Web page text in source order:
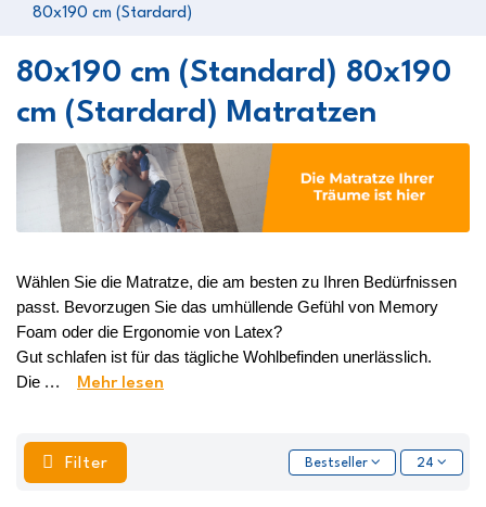
80x190 cm (Stardard)
80x190 cm (Standard) 80x190
cm (Stardard) Matratzen
Wählen Sie die Matratze, die am besten zu Ihren Bedürfnissen
passt. Bevorzugen Sie das umhüllende Gefühl von Memory
Foam oder die Ergonomie von Latex?
Gut schlafen ist für das tägliche Wohlbefinden unerlässlich.
Die ... Mehr lesen
Filter Bestseller 24